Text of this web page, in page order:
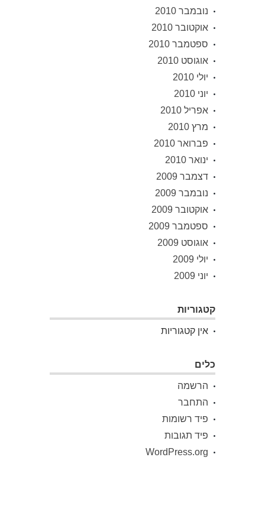
נובמבר 2010
אוקטובר 2010
ספטמבר 2010
אוגוסט 2010
יולי 2010
יוני 2010
אפריל 2010
מרץ 2010
פברואר 2010
ינואר 2010
דצמבר 2009
נובמבר 2009
אוקטובר 2009
ספטמבר 2009
אוגוסט 2009
יולי 2009
יוני 2009
קטגוריות
אין קטגוריות
כלים
הרשמה
התחבר
פיד רשומות
פיד תגובות
WordPress.org